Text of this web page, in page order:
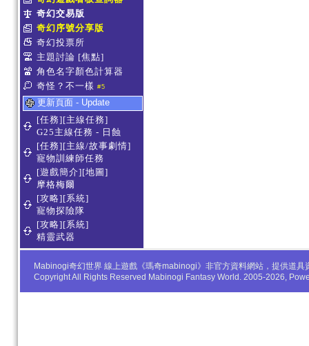
奇幻交易版
奇幻序號分享版
奇幻投票所
主題討論 [焦點]
角色名字顏色計算器
奇怪？不一樣 #5
更新頁面 - Update
[任務][主線任務]
G25主線任務 - 日蝕
[任務][主線/故事劇情]
寵物訓練師任務
[遊戲簡介][地圖]
摩格梅爾
[攻略][系統]
寵物探險隊
[攻略][系統]
精靈武器
Mabinogi奇幻世界 線上遊戲《瑪奇mabinogi》非官方資料網站，提供道
Copyright All Rights Reserved Mabinogi Fantasy World. 2005-2026,